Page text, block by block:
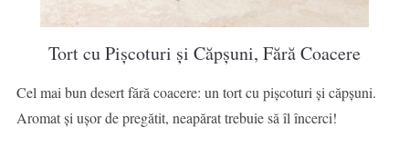
Tort cu Pișcoturi și Căpșuni, Fără Coacere
Cel mai bun desert fără coacere: un tort cu pișcoturi și căpșuni.
Aromat și ușor de pregătit, neapărat trebuie să îl încerci!